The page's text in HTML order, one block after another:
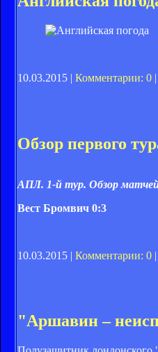
10.03.2015 | Комментарии: 0 |
Обзор первого
АПЛ. 1-й тур. Обзор
Вест Бромвич 0:3
10.03.2015 | Комментарии: 0 |
"Аршавин –